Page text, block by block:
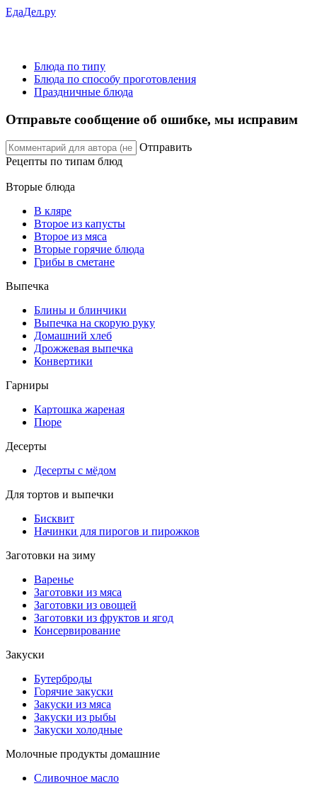
ЕдаДел.ру
Блюда по типу
Блюда по способу проготовления
Праздничные блюда
Отправьте сообщение об ошибке, мы исправим
Отправить
Рецепты по типам блюд
Вторые блюда
В кляре
Второе из капусты
Второе из мяса
Вторые горячие блюда
Грибы в сметане
Выпечка
Блины и блинчики
Выпечка на скорую руку
Домашний хлеб
Дрожжевая выпечка
Конвертики
Гарниры
Картошка жареная
Пюре
Десерты
Десерты с мёдом
Для тортов и выпечки
Бисквит
Начинки для пирогов и пирожков
Заготовки на зиму
Варенье
Заготовки из мяса
Заготовки из овощей
Заготовки из фруктов и ягод
Консервирование
Закуски
Бутерброды
Горячие закуски
Закуски из мяса
Закуски из рыбы
Закуски холодные
Молочные продукты домашние
Сливочное масло